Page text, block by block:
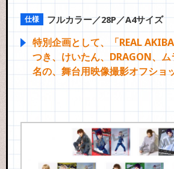
フルカラー／28P／A4サイズ
特別企画として、「REAL
つき、けいたん、DRAGON、
名の、舞台用映像撮影オフショ